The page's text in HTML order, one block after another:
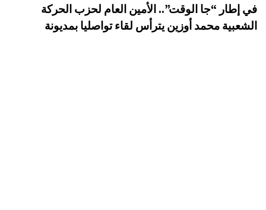
في إطار “جا الوقت”.. الأمين العام لحزب الحركة
الشعبية محمد أوزين يترأس لقاء تواصليا بمديونة